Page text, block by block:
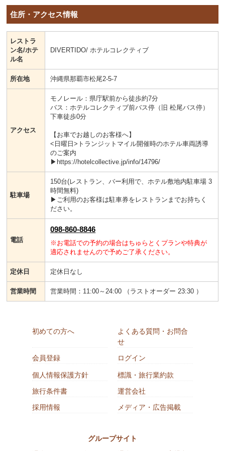
住所・アクセス情報
レストラ
ン名/ホテ
ル名
DIVERTIDO/ ホテルコレクティブ
所在地 沖縄県那覇市松尾2-5-7
アクセス
モノレール：県庁駅前から徒歩約7分
バス：ホテルコレクティブ前バス停（旧 松尾バス停）
下車徒歩0分
【お車でお越しのお客様へ】
<日曜日>トランジットマイル開催時のホテル車両誘導
のご案内
▶https://hotelcollective.jp/info/14796/
駐車場
150台(レストラン、バー利用で、ホテル敷地内駐車場 3
時間無料)
▶ご利用のお客様は駐車券をレストランまでお持ちく
ださい。
電話
098-860-8846
※お電話での予約の場合はちゅらとくプランや特典が
適応されませんので予めご了承ください。
定休日 定休日なし
営業時間 営業時間：11:00～24:00 （ラストオーダー 23:30 ）
初めての方へ
よくある質問・お問合
せ
会員登録
ログイン
個人情報保護方針
標識・旅行業約款
旅行条件書
運営会社
採用情報
メディア・広告掲載
グループサイト